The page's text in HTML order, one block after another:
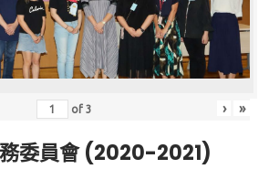
of3 › »
委員會 (2020-2021)